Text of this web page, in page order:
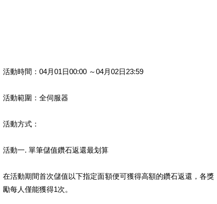
活動時間：04月01日00:00 ～04月02日23:59
活動範圍：全伺服器
活動方式：
活動一. 單筆儲值鑽石返還最划算
在活動期間首次儲值以下指定面額便可獲得高額的鑽石返還，各獎
勵每人僅能獲得1次。